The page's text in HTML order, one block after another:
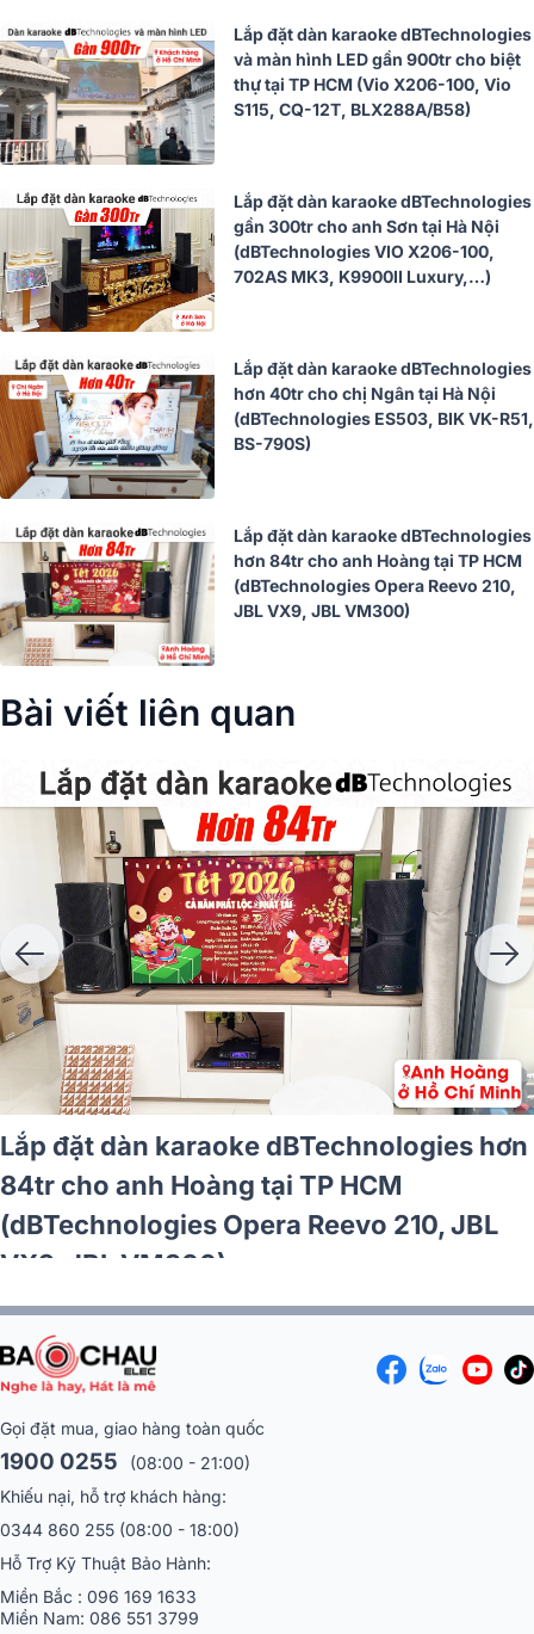
Lắp đặt dàn karaoke dBTechnologies
và màn hình LED gần 900tr cho biệt
thự tại TP HCM (Vio X206-100, Vio
S115, CQ-12T, BLX288A/B58)
Lắp đặt dàn karaoke dBTechnologies
gần 300tr cho anh Sơn tại Hà Nội
(dBTechnologies VIO X206-100,
702AS MK3, K9900II Luxury,…)
Lắp đặt dàn karaoke dBTechnologies
hơn 40tr cho chị Ngân tại Hà Nội
(dBTechnologies ES503, BIK VK-R51,
BS-790S)
Lắp đặt dàn karaoke dBTechnologies
hơn 84tr cho anh Hoàng tại TP HCM
(dBTechnologies Opera Reevo 210,
JBL VX9, JBL VM300)
Bài viết liên quan
dBTechnologies hơn
Hà Nội
KX190, BS-
Lắp đặt dàn
màn hình LED
TP HCM (Vio
Gọi đặt mua, giao hàng toàn quốc
1900 0255
(08:00 - 21:00)
Khiếu nại, hỗ trợ khách hàng:
0344 860 255 (08:00 - 18:00)
Hỗ Trợ Kỹ Thuật Bảo Hành:
Miền Bắc : 096 169 1633
Miền Nam: 086 551 3799